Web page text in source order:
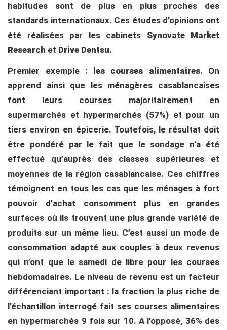
habitudes sont de plus en plus proches des
standards internationaux. Ces études d’opinions ont
été réalisées par les cabinets Synovate Market
Research et Drive Dentsu.
Premier exemple : les courses alimentaires. On
apprend ainsi que les ménagères casablancaises
font leurs courses majoritairement en
supermarchés et hypermarchés (57%) et pour un
tiers environ en épicerie. Toutefois, le résultat doit
être pondéré par le fait que le sondage n’a été
effectué qu’auprès des classes supérieures et
moyennes de la région casablancaise. Ces chiffres
témoignent en tous les cas que les ménages à fort
pouvoir d’achat consomment plus en grandes
surfaces où ils trouvent une plus grande variété de
produits sur un même lieu. C’est aussi un mode de
consommation adapté aux couples à deux revenus
qui n’ont que le samedi de libre pour les courses
hebdomadaires. Le niveau de revenu est un facteur
différenciant important : la fraction la plus riche de
l’échantillon interrogé fait ses courses alimentaires
en hypermarchés 9 fois sur 10. A l’opposé, 36% des